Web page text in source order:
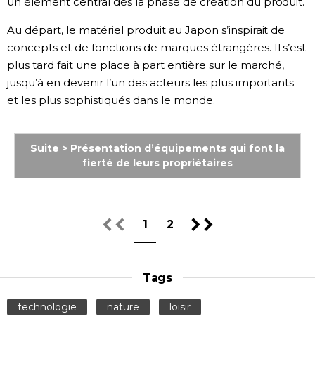
Au départ, le matériel produit au Japon s’inspirait de
concepts et de fonctions de marques étrangères. Il s’est
plus tard fait une place à part entière sur le marché,
jusqu’à en devenir l’un des acteurs les plus importants
et les plus sophistiqués dans le monde.
Suite > Présentation d’équipements qui font la
fierté de leurs propriétaires
1 2
Tags
technologie nature loisir